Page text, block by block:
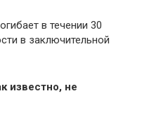
в течении 30
в заключительной
известно, не